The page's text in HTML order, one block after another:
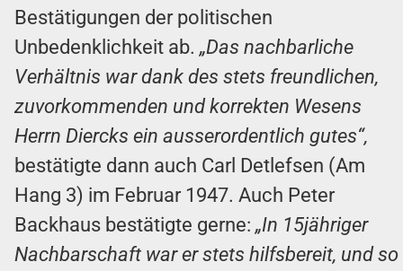
Bestätigungen der politischen
Unbedenklichkeit ab. „Das nachbarliche
Verhältnis war dank des stets freundlichen,
zuvorkommenden und korrekten Wesens
Herrn Diercks ein ausserordentlich gutes“,
bestätigte dann auch Carl Detlefsen (Am
Hang 3) im Februar 1947. Auch Peter
Backhaus bestätigte gerne: „In 15jähriger
Nachbarschaft war er stets hilfsbereit, und so